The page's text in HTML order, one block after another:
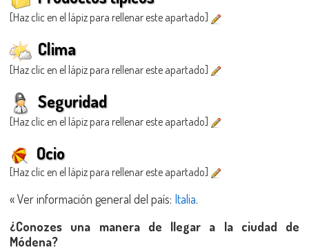
[Haz clic en el lápiz para rellenar este apartado]
Clima
[Haz clic en el lápiz para rellenar este apartado]
Seguridad
[Haz clic en el lápiz para rellenar este apartado]
Ocio
[Haz clic en el lápiz para rellenar este apartado]
« Ver información general del país: Italia.
¿Conozes una manera de llegar a la ciudad de
Módena?